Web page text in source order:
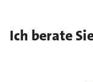
Ich berate